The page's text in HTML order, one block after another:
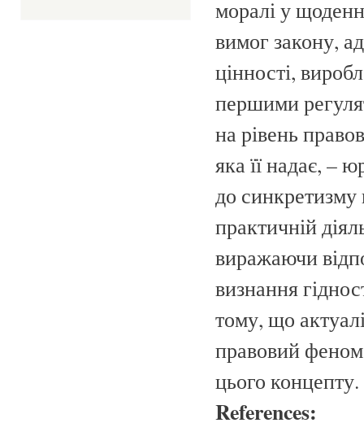
моралі у
вимог закону,
цінності,
першими
на рівень
яка її надає, –
до синкретизму
практичній
виражаючи
визнання
тому, що
правовий
цього концепту.
References: